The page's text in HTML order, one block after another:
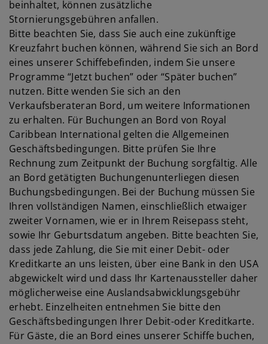
beinhaltet, können zusätzliche
Stornierungsgebühren anfallen.
Bitte beachten Sie, dass Sie auch eine zukünftige
Kreuzfahrt buchen können, während Sie sich an Bord
eines unserer Schiffebefinden, indem Sie unsere
Programme “Jetzt buchen” oder “Später buchen”
nutzen. Bitte wenden Sie sich an den
Verkaufsberateran Bord, um weitere Informationen
zu erhalten. Für Buchungen an Bord von Royal
Caribbean International gelten die Allgemeinen
Geschäftsbedingungen. Bitte prüfen Sie Ihre
Rechnung zum Zeitpunkt der Buchung sorgfältig. Alle
an Bord getätigten Buchungenunterliegen diesen
Buchungsbedingungen. Bei der Buchung müssen Sie
Ihren vollständigen Namen, einschließlich etwaiger
zweiter Vornamen, wie er in Ihrem Reisepass steht,
sowie Ihr Geburtsdatum angeben. Bitte beachten Sie,
dass jede Zahlung, die Sie mit einer Debit- oder
Kreditkarte an uns leisten, über eine Bank in den USA
abgewickelt wird und dass Ihr Kartenaussteller daher
möglicherweise eine Auslandsabwicklungsgebühr
erhebt. Einzelheiten entnehmen Sie bitte den
Geschäftsbedingungen Ihrer Debit-oder Kreditkarte.
Für Gäste, die an Bord eines unserer Schiffe buchen,